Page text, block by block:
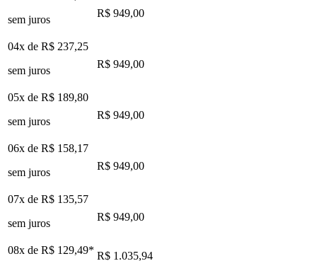
sem juros
R$ 949,00
04x de R$ 237,25
sem juros
R$ 949,00
05x de R$ 189,80
sem juros
R$ 949,00
06x de R$ 158,17
sem juros
R$ 949,00
07x de R$ 135,57
sem juros
R$ 949,00
08x de R$ 129,49* R$ 1.035,94